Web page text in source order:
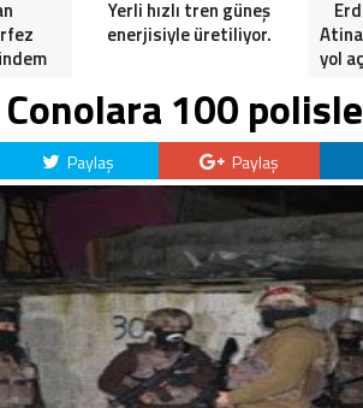
Yerli hızlı tren güneş
enerjisiyle üretiliyor.
yol
Conolara 100
Paylaş Paylaş